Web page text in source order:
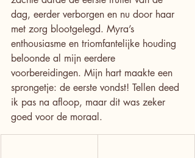
dag, eerder verborgen en nu door haar
met zorg blootgelegd. Myra’s
enthousiasme en triomfantelijke houding
beloonde al mijn eerdere
voorbereidingen. Mijn hart maakte een
sprongetje: de eerste vondst! Tellen deed
ik pas na afloop, maar dit was zeker
goed voor de moraal.